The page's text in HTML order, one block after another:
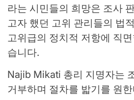
라는 시민들의 희망은 조사
고자 했던 고위 관리들의 법
고위급의 정치적 저항에 직
습니다.
Najib Mikati 총리 지명자는
거부하며 절차를 밟기를 원